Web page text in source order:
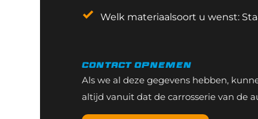
Welk materiaalsoort u wenst:
Contact opnemen
Als we al deze gegevens hebben,
altijd vanuit dat de carrosserie van de